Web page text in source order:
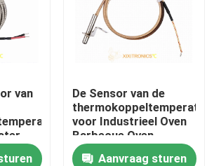
van
De Sensor van de
voor Industrieel Oven
Barbecue Oven
Electric Oven
Aanvraag sturen